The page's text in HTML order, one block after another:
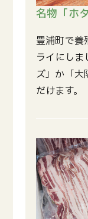
名物「ホ
豊浦町で養
ライにし
ズ」か「大
だけます。